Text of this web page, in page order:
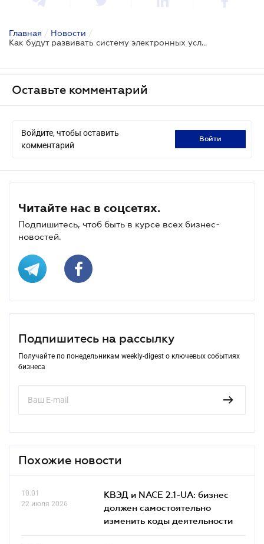
Главная / Новости /
Как будут развивать систему электронных услуг в Украине: знакомьтесь с Концепцией
Оставьте комментарий
Войдите, чтобы оставить
комментарий
войти
Читайте нас в соцсетях.
Подпишитесь, чтоб быть в курсе всех бизнес-
новостей.
Подпишитесь на рассылку
Получайте по понедельникам weekly-digest о ключевых событиях
бизнеса
Похожие новости
10.01
22 июля 2026
КВЭД и NACE 2.1-UA: бизнес
должен самостоятельно
изменить коды деятельности